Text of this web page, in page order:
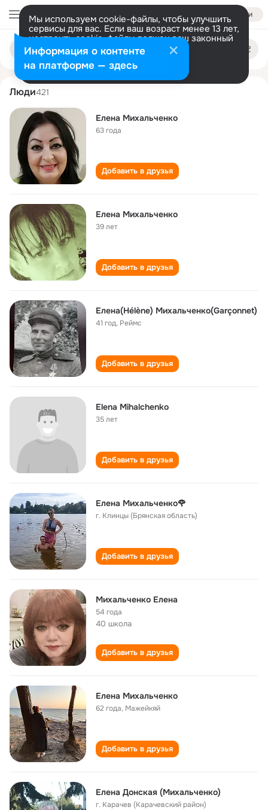
Войти
Мы используем cookie-файлы, чтобы улучшить
сервисы для вас. Если ваш возраст менее 13 лет,
настроить cookie-файлы должен ваш законный
представитель. Больше информации
Разрешить все Настроить
Поиск
людям
elena mikhalchenko
Люди421
Елена Михальченко
63 года
Добавить в друзья
Елена Михальченко
39 лет
Добавить в друзья
Елена(Hélène) Михальченко(Garçonnet)
41 год, Реймс
Добавить в друзья
Elena Mihalchenko
35 лет
Добавить в друзья
Елена Михальченко🌹
г. Клинцы (Брянская область)
Добавить в друзья
Михальченко Елена
54 года
40 школа
Добавить в друзья
Елена Михальченко
62 года, Мажейкяй
Добавить в друзья
Елена Донская (Михальченко)
г. Карачев (Карачевский район)
Информация о контенте
на платформе — здесь